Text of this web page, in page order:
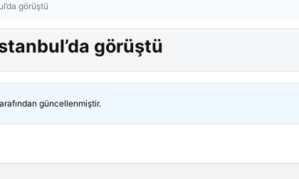
görüştü
görüştü
güncellenmiştir.